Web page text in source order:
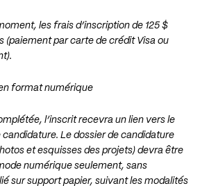
les frais d’inscription de 125 $
(paiement par carte de crédit Visa ou
format numérique
l’inscrit recevra un lien vers le
Le dossier de candidature
et esquisses des projets) devra être
numérique seulement, sans
sur support papier, suivant les modalités